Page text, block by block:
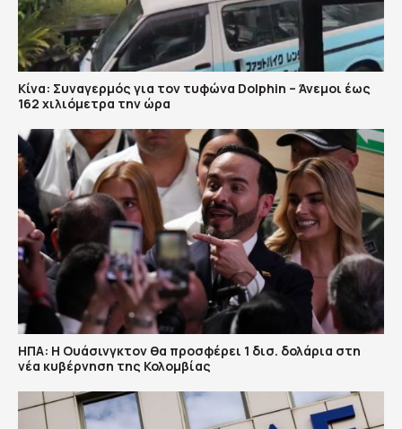
Κίνα: Συναγερμός για τον τυφώνα Dolphin – Άνεμοι έως
162 χιλιόμετρα την ώρα
ΗΠΑ: H Ουάσινγκτον θα προσφέρει 1 δισ. δολάρια στη
νέα κυβέρνηση της Κολομβίας